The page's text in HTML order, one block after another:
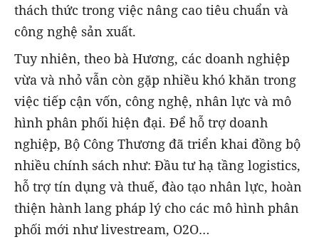
thách thức trong việc nâng cao tiêu chuẩn và
công nghệ sản xuất.
Tuy nhiên, theo bà Hương, các doanh nghiệp
vừa và nhỏ vẫn còn gặp nhiều khó khăn trong
việc tiếp cận vốn, công nghệ, nhân lực và mô
hình phân phối hiện đại. Để hỗ trợ doanh
nghiệp, Bộ Công Thương đã triển khai đồng bộ
nhiều chính sách như: Đầu tư hạ tầng logistics,
hỗ trợ tín dụng và thuế, đào tạo nhân lực, hoàn
thiện hành lang pháp lý cho các mô hình phân
phối mới như livestream, O2O…